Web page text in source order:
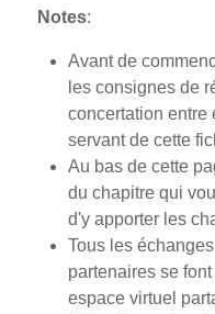
Notes:
Avant de
les consignes de
concertation entre
servant de cette
Au bas de cette
du chapitre qui
d'y apporter les
Tous les
partenaires se
espace virtuel